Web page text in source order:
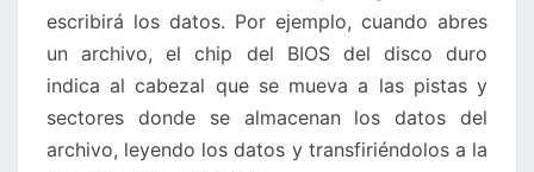
escribirá los datos. Por ejemplo, cuando abres
un archivo, el chip del BIOS del disco duro
indica al cabezal que se mueva a las pistas y
sectores donde se almacenan los datos del
archivo, leyendo los datos y transfiriéndolos a la